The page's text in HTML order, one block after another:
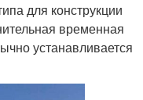
для конструкции
временная
устанавливается